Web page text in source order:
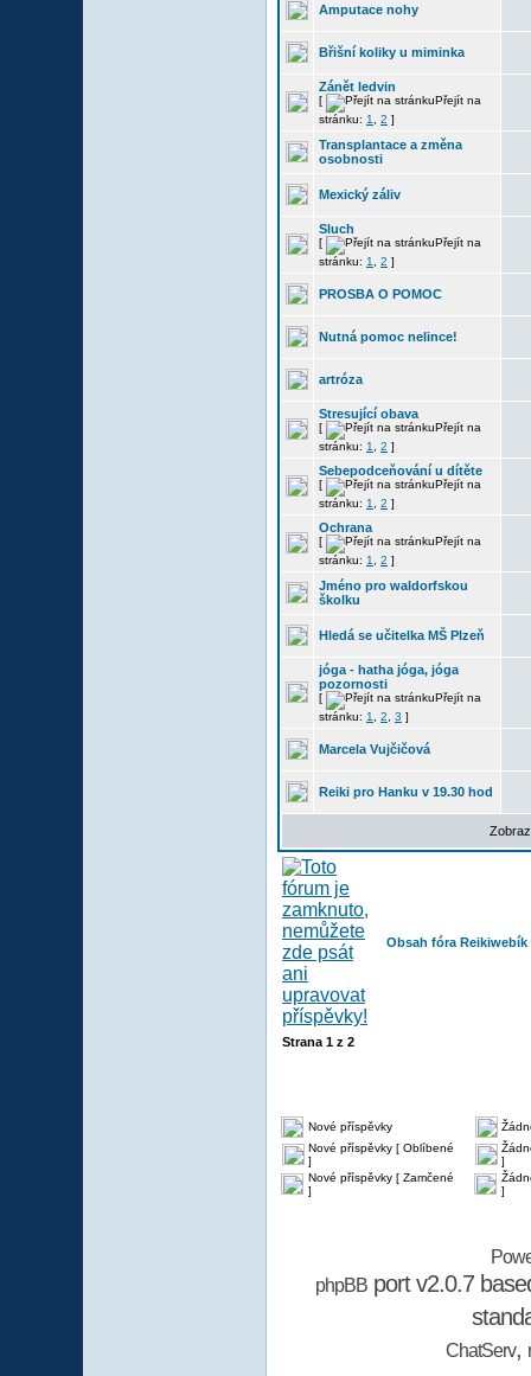
Amputace nohy
Břišní koliky u miminka
Zánět ledvin
[
Přejít na
stránku: 1 2 ]
Transplantace a změna
osobnosti
Mexický záliv
Sluch
[
Přejít na
stránku: 1 2 ]
PROSBA O POMOC
Nutná pomoc nelince!
artróza
Stresující obava
[
Přejít na
stránku: 1 2 ]
Sebepodceňování u dítěte
[
Přejít na
stránku: 1 2 ]
Ochrana
[
Přejít na
stránku: 1 2 ]
Jméno pro waldorfskou
školku
Hledá se učitelka MŠ Plzeň
jóga - hatha jóga, jóga
pozornosti
[
Přejít na
stránku: 1 2 3 ]
Marcela Vujčičová
Reiki pro Hanku v 19.30 hod
Obsah fóra Reikiwebík
Strana 1 z 2
Nové příspěvky
Nové příspěvky [ Oblíbené
]
]
Nové příspěvky [ Zamčené
]
]
phpBBport v2.0.7
ChatServ,